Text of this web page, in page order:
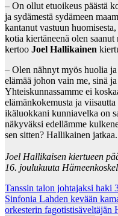
– On ollut etuoikeus päästä
ja sydämestä sydämeen
kantanut vastuun
kotia kiertäneenä olen
kertoo Joel Hallikainen
– Olen nähnyt myös huolia
elämää johon vain me, sinä
Yhteiskunnassamme ei
elämänkokemusta ja
ikäluokkani kunniavelka on
näkyväksi edellämme
sen sitten? Hallikainen jatkaa.
Joel Hallikaisen kiertueen
16. joulukuuta
Post
navigation
Tanssin talon johtajaksi haki
Sinfonia Lahden kevään
orkesterin fagotistisäveltäjän